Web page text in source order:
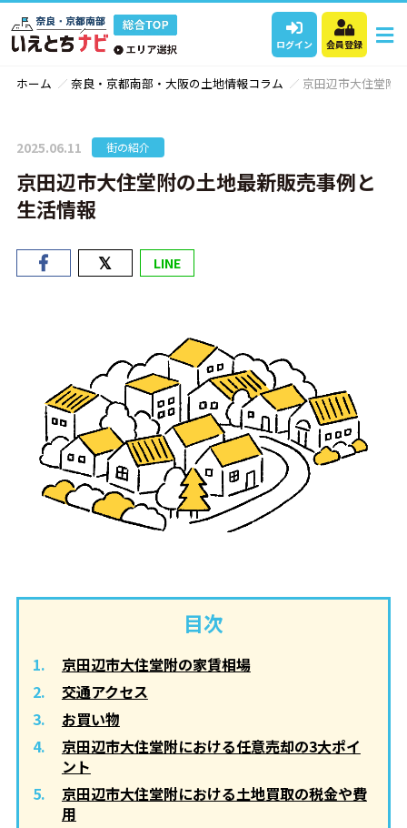
ログイン 会員登録
ホーム 奈良・京都南部・大阪の土地情報コラム 京田辺市大住堂附
2025.06.11 街の紹介
京田辺市大住堂附の土地最新販売事例と
生活情報
LINE
目次
京田辺市大住堂附の家賃相場
交通アクセス
お買い物
京田辺市大住堂附における任意売却の3大ポイ
ント
京田辺市大住堂附における土地買取の税金や費
用